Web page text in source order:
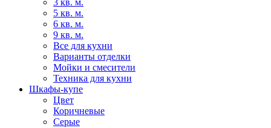
3 кв. м.
5 кв. м.
6 кв. м.
9 кв. м.
Все для кухни
Варианты отделки
Мойки и смесители
Техника для кухни
Шкафы-купе
Цвет
Коричневые
Серые